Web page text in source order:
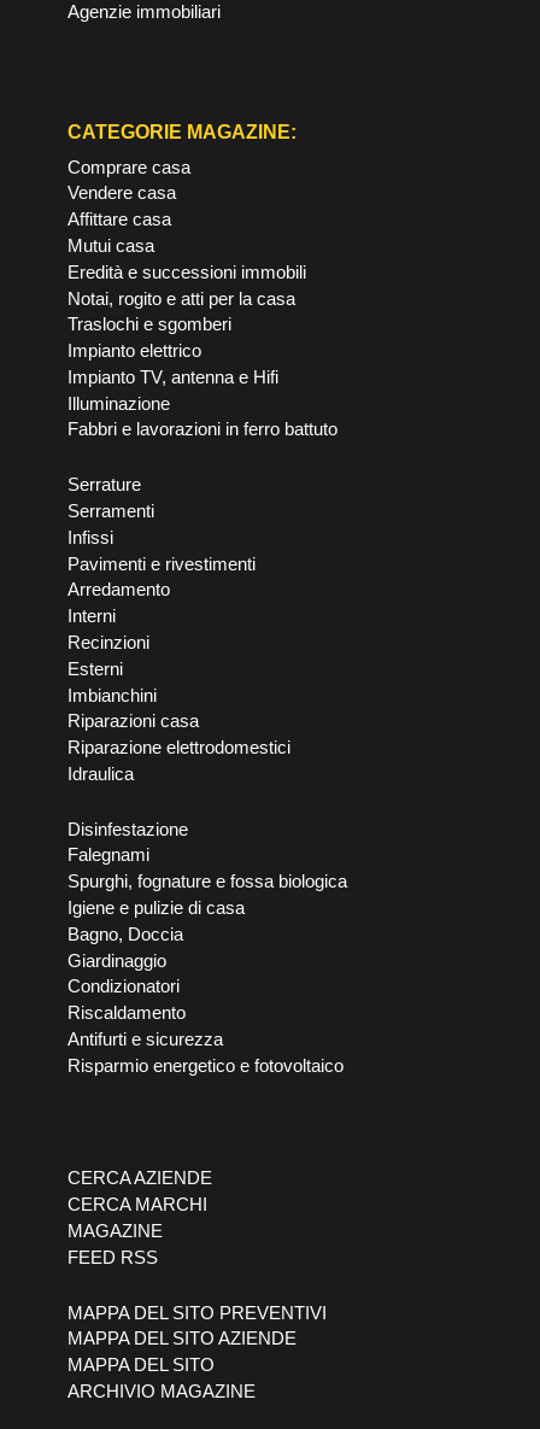
Agenzie immobiliari
CATEGORIE MAGAZINE:
Comprare casa
Vendere casa
Affittare casa
Mutui casa
Eredità e successioni immobili
Notai, rogito e atti per la casa
Traslochi e sgomberi
Impianto elettrico
Impianto TV, antenna e Hifi
Illuminazione
Fabbri e lavorazioni in ferro battuto
Serrature
Serramenti
Infissi
Pavimenti e rivestimenti
Arredamento
Interni
Recinzioni
Esterni
Imbianchini
Riparazioni casa
Riparazione elettrodomestici
Idraulica
Disinfestazione
Falegnami
Spurghi, fognature e fossa biologica
Igiene e pulizie di casa
Bagno, Doccia
Giardinaggio
Condizionatori
Riscaldamento
Antifurti e sicurezza
Risparmio energetico e fotovoltaico
CERCA AZIENDE
CERCA MARCHI
MAGAZINE
FEED RSS
MAPPA DEL SITO PREVENTIVI
MAPPA DEL SITO AZIENDE
MAPPA DEL SITO
ARCHIVIO MAGAZINE